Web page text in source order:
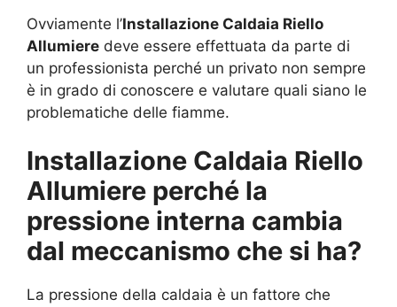
Ovviamente l’Installazione Caldaia Riello
Allumiere deve essere effettuata da parte di
un professionista perché un privato non sempre
è in grado di conoscere e valutare quali siano le
problematiche delle fiamme.
Installazione Caldaia Riello
Allumiere perché la
pressione interna cambia
dal meccanismo che si ha?
La pressione della caldaia è un fattore che